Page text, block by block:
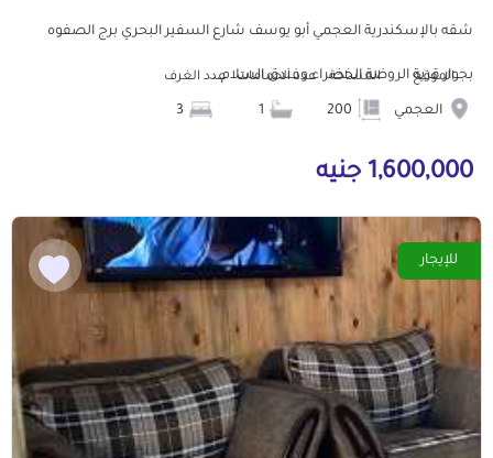
شقه بالإسكندرية العجمي أبو يوسف شارع السفير البحري برج الصفوه
بجوار قرية الروضة الخضراء وفندق السلام...
الموقع
العجمي
المساحة عدد الحمامات عدد الغرف
1,600,000 جنيه
للإيجار